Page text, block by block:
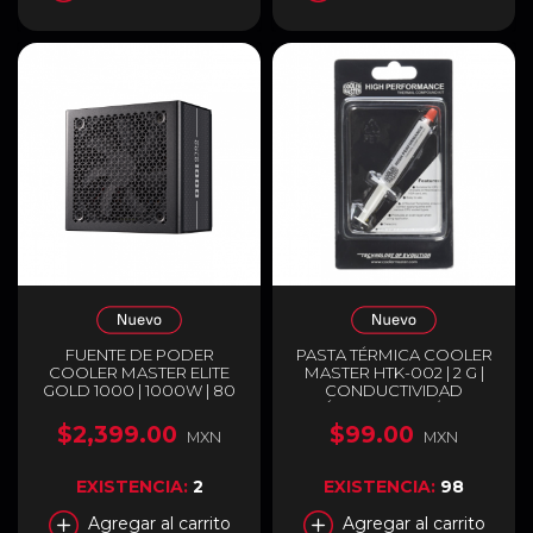
FUENTE DE PODER
COOLER MASTER ELITE
GOLD 1000 | 1000W | 80
MODULAR | COMPATIBLE
CON ATX 3.1 Y PCIE 5.1 |
AFAG-BUS
$2,399.00 MXN
EXISTENCIA: 2
Agregar al carrito
PASTA TÉRMICA COOLER
MASTER HTK-002 | 2 G |
CONDUCTIVIDAD
TÉRMICA 0.8 W/MK |
DIELÉCTRICA NO
CONDUCTORA | PARA
HASTA 177°C | BLANCA |
HTK-002-U1
$99.00 MXN
EXISTENCIA: 98
Agregar al carrito